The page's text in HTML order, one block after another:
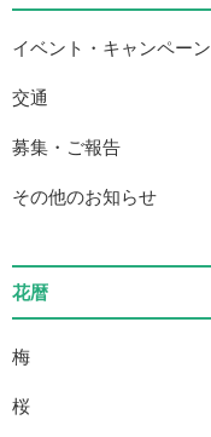
イベント・キャンペーン
交通
募集・ご報告
その他のお知らせ
花暦
梅
桜